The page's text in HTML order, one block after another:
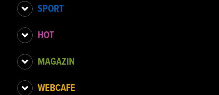
SPORT
HOT
MAGAZIN
WEBCAFE